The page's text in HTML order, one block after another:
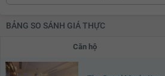
BẢNG SO SÁNH GIÁ THỰC
Căn hộ